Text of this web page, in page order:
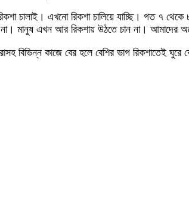
চালাই। এখনো রিকশা চালিয়ে যাচ্ছি। গত
মানুষ এখন আর রিকশায় উঠতে চান না। আমাদের
বিভিন্ন কাজে বের হলে বেশির ভাগ রিকশাতেই